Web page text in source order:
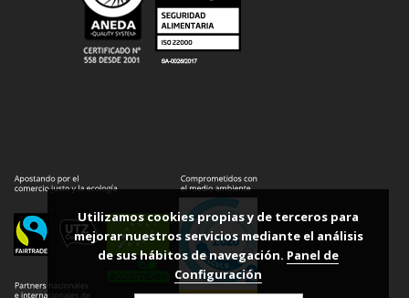
Utilizamos cookies propias y de terceros para
mejorar nuestros servicios mediante el análisis
de sus hábitos de navegación. Panel de
Configuración